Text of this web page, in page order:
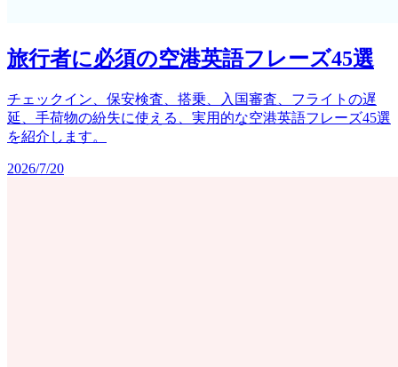
旅行者に必須の空港英語フレーズ45選
チェックイン、保安検査、搭乗、入国審査、フライトの遅
延、手荷物の紛失に使える、実用的な空港英語フレーズ45選
を紹介します。
2026/7/20